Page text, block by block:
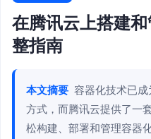
在腾讯云上搭建
整指南
本文摘要 容器化技术已
方式，而腾讯云提供了一
松构建、部署和管理容器